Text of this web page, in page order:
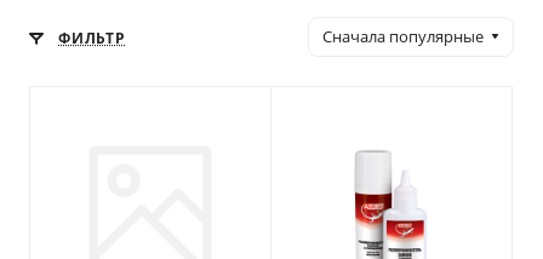
ФИЛЬТР Сначала популярные